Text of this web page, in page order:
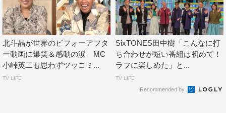
松村さんは言葉のチョイスも独特で面白かったですね。た
だ動画の感想を話すんじゃなくて、あまり聞いたことない
ような角度のコメントというか、独自のスパイスを込めた
ようなコメントが素晴らしかったです。まさに、この番組
に最適なゲストコメンテーターです！
今回、僕が特にお薦めするのは、脚立に乗ったまま移動し
て作業する男性を映した、カナダの動画。あの器用すぎる
北斗晶が世界のビフォーアフタ
ー動画に爆笑＆感動の涙 MC
小峠英二も思わずツッコミ...
TV LIFE
SixTONES田中樹「こんなに打
ち合わせが短い番組は初めて！
ラフに楽しめた」と...
TV LIFE
Recommended by